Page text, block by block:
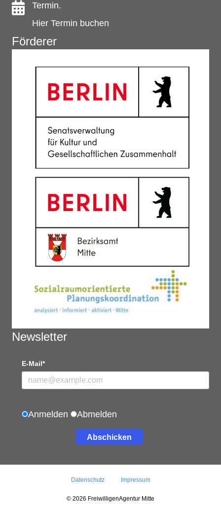
Termin.
Hier Termin buchen
Förderer
Newsletter
E-Mail*
Anmelden Abmelden
Abschicken
Datenschutz Impressum
© 2026 FreiwilligenAgentur Mitte